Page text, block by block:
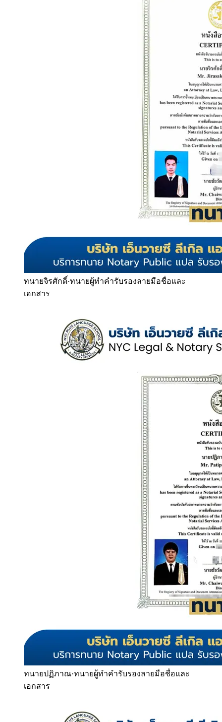
ทนายจิรศักดิ์·ทนายผู้ทำคำรับรองลายมือชื่อและ
เอกสาร
ทนายปฏิภาณ·ทนายผู้ทำคำรับรองลายมือชื่อและ
เอกสาร